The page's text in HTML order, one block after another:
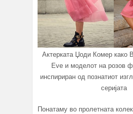
Актерката Џоди Комер како
Eve и моделот на розов
инспириран од познатиот
серијата
Понатаму во пролетната